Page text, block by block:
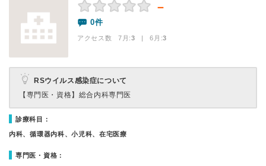
－
0件
アクセス数 7月:3 | 6月:3
RSウイルス感染症について
【専門医・資格】 総合内科専門医
診療科目：
内科、循環器内科、小児科、在宅医療
専門医・資格：